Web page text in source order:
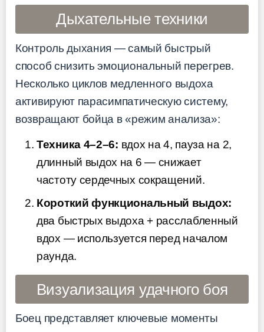
Дыхательные техники
Контроль дыхания — самый быстрый
способ снизить эмоциональный перегрев.
Несколько циклов медленного выдоха
активируют парасимпатическую систему,
возвращают бойца в «режим анализа»:
Техника 4–2–6: вдох на 4, пауза на 2,
длинный выдох на 6 — снижает
частоту сердечных сокращений.
Короткий функциональный выдох:
два быстрых выдоха + расслабленный
вдох — используется перед началом
раунда.
Визуализация удачного боя
Боец представляет ключевые моменты